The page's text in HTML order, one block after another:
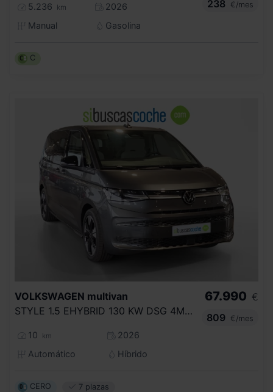
5.236 km
2026
Manual
Gasolina
238 €/mes
C
VOLKSWAGEN multivan
STYLE 1.5 EHYBRID 130 KW DSG 4M B.CORTA
10 km
2026
Automático
Híbrido
67.990 €
809
€/mes
CERO 7 plazas